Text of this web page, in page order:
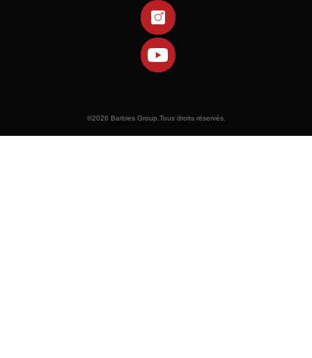
©2026 Barbies Group.Tous droits réservés.